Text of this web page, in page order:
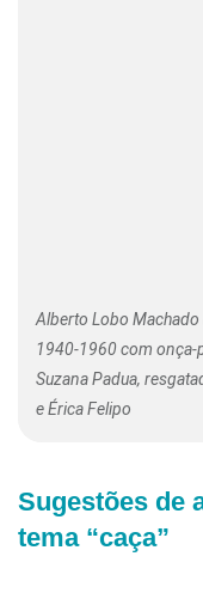
Alberto Lobo
1940-1960 com onça-
Suzana Padua,
e Érica Felipo
Sugestões de
tema “caça”